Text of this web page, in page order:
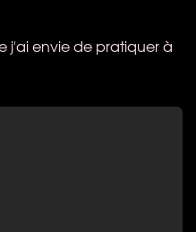
j'ai envie de pratiquer à